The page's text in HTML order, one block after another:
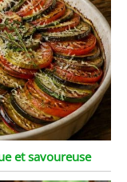
et savoureuse